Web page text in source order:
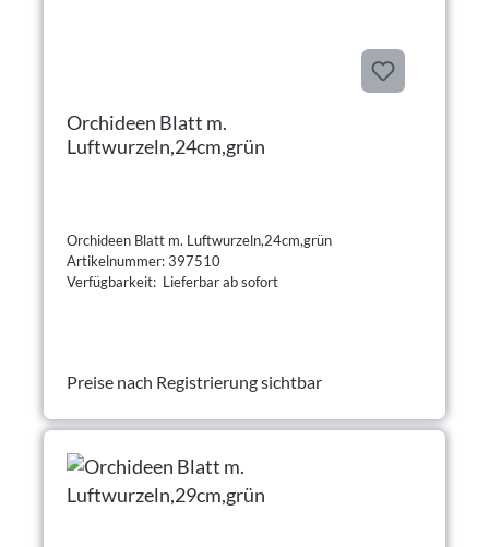
Orchideen Blatt m.
Luftwurzeln,24cm,grün
Orchideen Blatt m. Luftwurzeln,24cm,grün
Artikelnummer: 397510
Verfügbarkeit: Lieferbar ab sofort
Preise nach Registrierung sichtbar